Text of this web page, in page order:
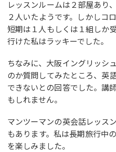
レッスンルームは２部屋あり
２人いたようです。しかしコ
短期は１人もしくは１組しか
行けた私はラッキーでした。
ちなみに、大阪イングリッシ
のか質問してみたところ、英
できないとの回答でした。講
もしれません。
マンツーマンの英会話レッス
もあります。私は長期旅行中
を楽しみました。